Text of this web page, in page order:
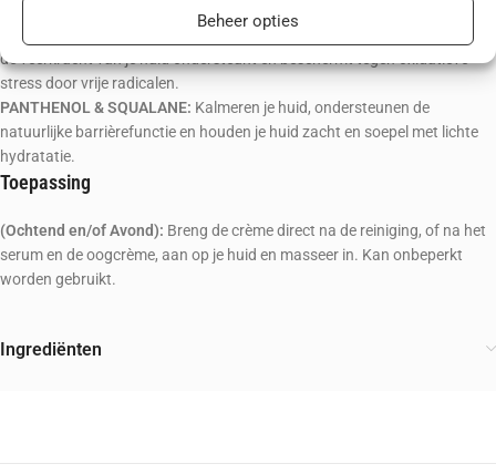
Beheer opties
TRPF [TRIPLE RADICAL PROTECTION FACTOR]:
combinatie van effectieve antioxidanten (SOD, Thiotaines en ECGC) die
de veerkracht van je huid ondersteunt en beschermt tegen oxidatieve
stress door vrije radicalen.
PANTHENOL & SQUALANE: Kalmeren je huid, ondersteunen de
natuurlijke barrièrefunctie en houden je huid zacht en soepel met lichte
hydratatie.
Toepassing
(Ochtend en/of Avond): Breng de crème direct na de reiniging, of na het
serum en de oogcrème, aan op je huid en masseer in. Kan onbeperkt
worden gebruikt.
Ingrediënten